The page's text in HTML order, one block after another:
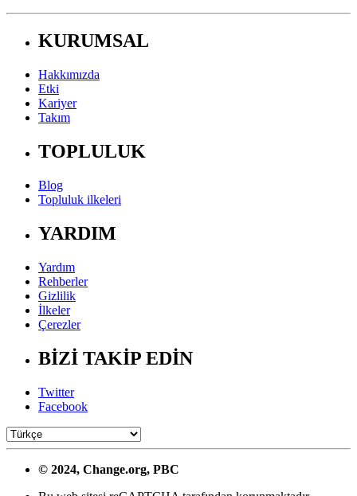
KURUMSAL
Hakkımızda
Etki
Kariyer
Takım
TOPLULUK
Blog
Topluluk ilkeleri
YARDIM
Yardım
Rehberler
Gizlilik
İlkeler
Çerezler
BİZİ TAKİP EDİN
Twitter
Facebook
© 2024, Change.org, PBC